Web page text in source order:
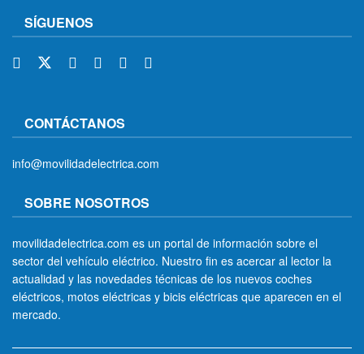
SÍGUENOS
CONTÁCTANOS
info@movilidadelectrica.com
SOBRE NOSOTROS
movilidadelectrica.com es un portal de información sobre el
sector del vehículo eléctrico. Nuestro fin es acercar al lector la
actualidad y las novedades técnicas de los nuevos coches
eléctricos, motos eléctricas y bicis eléctricas que aparecen en el
mercado.